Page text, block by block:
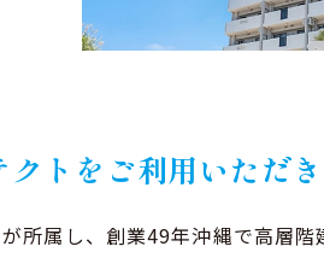
トをご利用いただ
所属し、創業49年沖縄で⾼層階